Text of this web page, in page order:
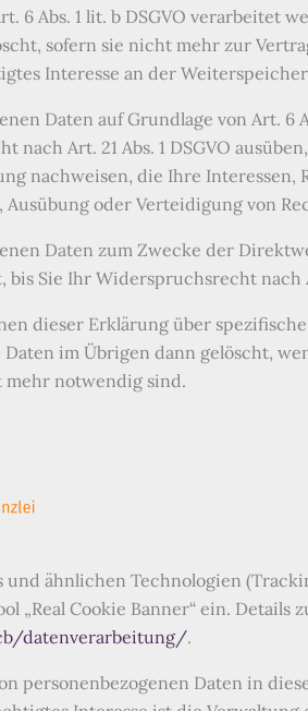
6 Abs. 1 lit. b DSGVO verarbeitet
sofern sie nicht mehr zur
Interesse an der
Daten auf Grundlage von Art. 6
Art. 21 Abs. 1 DSGVO
nachweisen, die Ihre
oder Verteidigung von
Daten zum Zwecke der
Sie Ihr Widerspruchsrecht nach
dieser Erklärung über
im Übrigen dann gelöscht,
mehr notwendig sind.
ähnlichen Technologien
„Real Cookie Banner“ ein. Details
datenverarbeitung/.
personenbezogenen Daten in